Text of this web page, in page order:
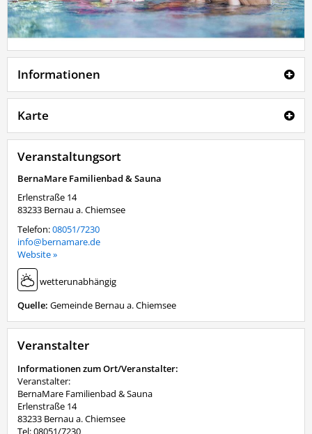
Informationen
Karte
Veranstaltungsort
BernaMare Familienbad & Sauna
Erlenstraße 14
83233 Bernau a. Chiemsee
Telefon:08051/7230
info@bernamare.de
Website »
wetterunabhängig
Quelle: Gemeinde Bernau a. Chiemsee
Veranstalter
Informationen zum Ort/Veranstalter:
Veranstalter:
BernaMare Familienbad & Sauna
Erlenstraße 14
83233 Bernau a. Chiemsee
Tel: 08051/7230